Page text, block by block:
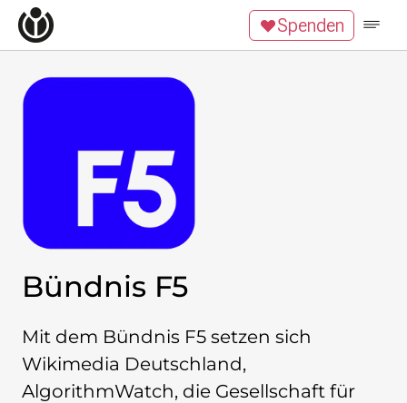
Zum Inhalt überspringen
Wikipedia unterstützen
Spenden
Mitglied werden
Mitmachen
Veranstaltungen
Tech Snacks
Wikimove
Themen
Offene Bildung
Freie Inhalte
Wissensgerechtigkeit
Spenden
Bündnis F5
Mit dem Bündnis F5 setzen sich
Wikimedia Deutschland,
AlgorithmWatch, die Gesellschaft für